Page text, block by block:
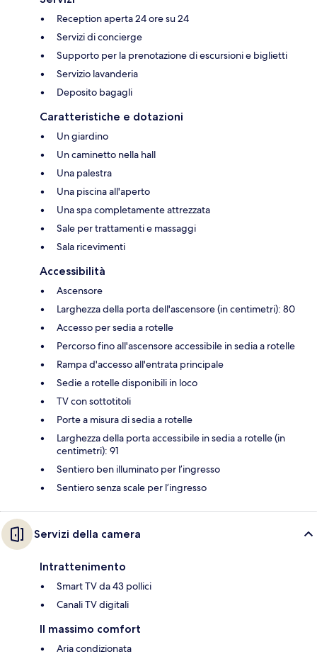
Reception aperta 24 ore su 24
Servizi di concierge
Supporto per la prenotazione di escursioni e biglietti
Servizio lavanderia
Deposito bagagli
Caratteristiche e dotazioni
Un giardino
Un caminetto nella hall
Una palestra
Una piscina all'aperto
Una spa completamente attrezzata
Sale per trattamenti e massaggi
Sala ricevimenti
Accessibilità
Ascensore
Larghezza della porta dell'ascensore (in centimetri): 80
Accesso per sedia a rotelle
Percorso fino all'ascensore accessibile in sedia a rotelle
Rampa d'accesso all'entrata principale
Sedie a rotelle disponibili in loco
TV con sottotitoli
Porte a misura di sedia a rotelle
Larghezza della porta accessibile in sedia a rotelle (in
centimetri): 91
Sentiero ben illuminato per l’ingresso
Sentiero senza scale per l’ingresso
Servizi della camera
Intrattenimento
Smart TV da 43 pollici
Canali TV digitali
Il massimo comfort
Aria condizionata